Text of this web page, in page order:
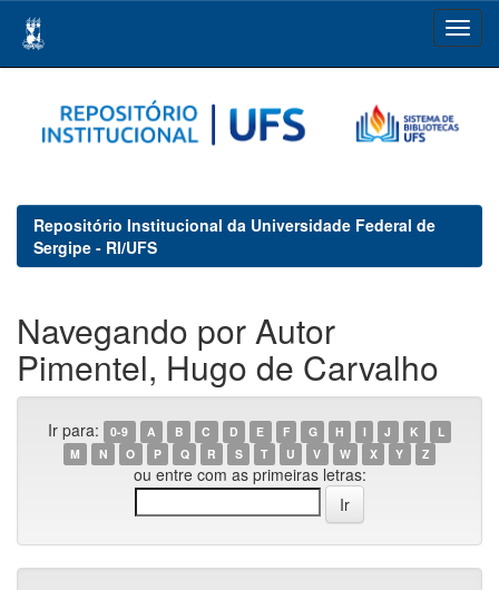
navigation
Repositório Institucional da Universidade Federal de
Sergipe - RI/UFS
Navegando por Autor
Pimentel, Hugo de Carvalho
Ir para: 0-9 A B C D E F G H I J K
L
M
N O P Q R S T U V W X Y Z
ou entre com as primeiras letras: